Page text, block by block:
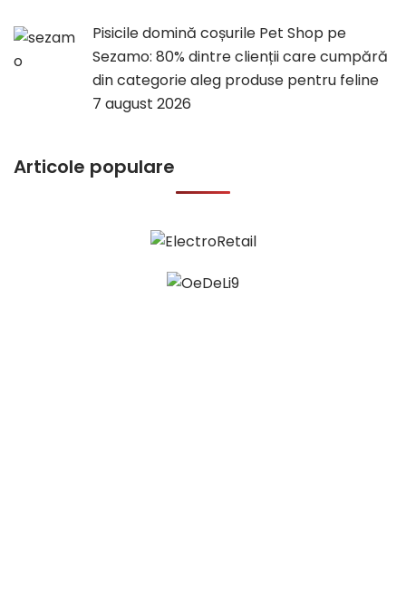
Pisicile domină coșurile Pet Shop pe
Sezamo: 80% dintre clienții care cumpără
din categorie aleg produse pentru feline
7 august 2026
Articole populare